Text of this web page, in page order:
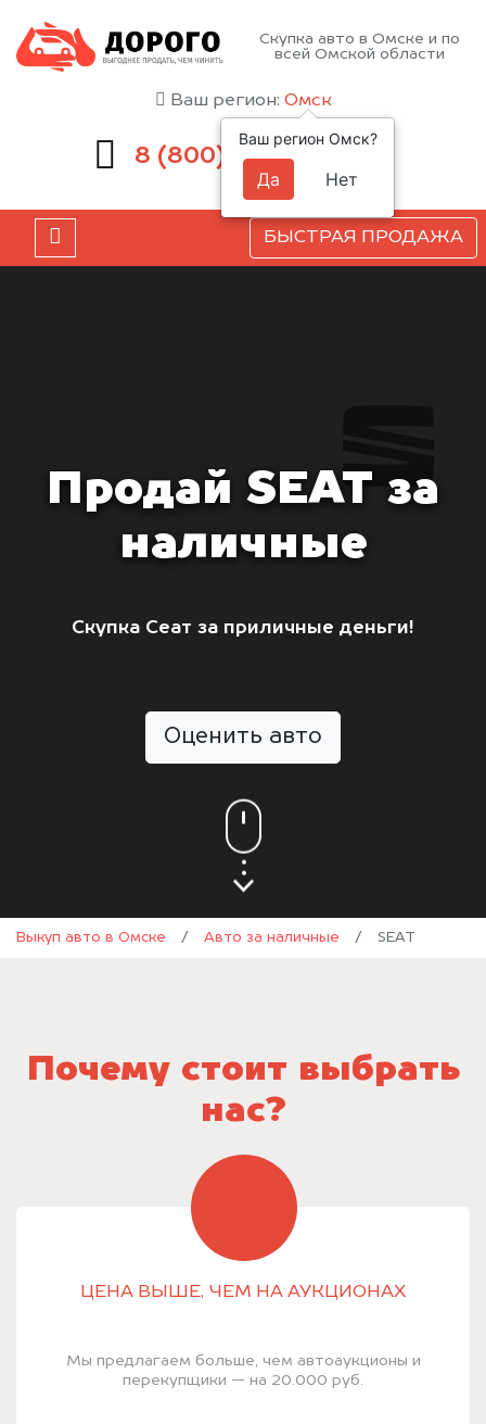
Скупка авто в Омске и по
всей Омской области
Ваш регион: Омск
8 (800) 551-81-15
БЫСТРАЯ ПРОДАЖА
Продай SEAT за
наличные
Скупка Сеат за приличные деньги!
Оценить авто
Выкуп авто в Омске / Авто за наличные / SEAT
Почему стоит выбрать
нас?
ЦЕНА ВЫШЕ, ЧЕМ НА АУКЦИОНАХ
Мы предлагаем больше, чем автоаукционы и
перекупщики — на 20.000 руб.
Ваш регион Омск?
Да Нет